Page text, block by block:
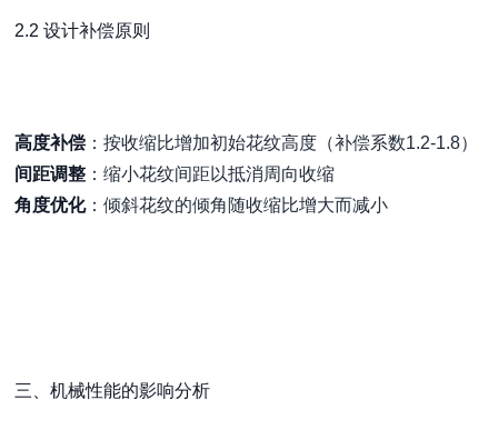
2.2 设计补偿原则
高度补偿 ：按收缩比增加初始花纹高度（补偿系数1.2-1.8）
间距调整 ：缩小花纹间距以抵消周向收缩
角度优化：倾斜花纹的倾角随收缩比增大而减小
三、机械性能的影响分析